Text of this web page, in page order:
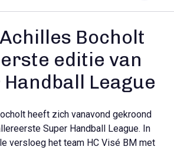
Bocholt
editie van
League
heeft zich vanavond gekroond
Super Handball League. In
versloeg het team HC Visé BM met